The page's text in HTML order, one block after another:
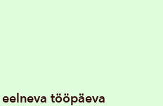
eelneva tööpäeva